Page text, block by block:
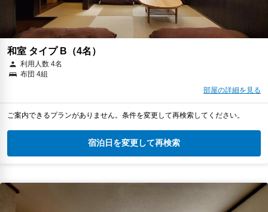
和室 タイプ B（4名）
利用人数 4名
布団 4組
部屋の詳細を見る
ご案内できるプランがありません。条件を変更して再検索してください。
宿泊日を変更して再検索